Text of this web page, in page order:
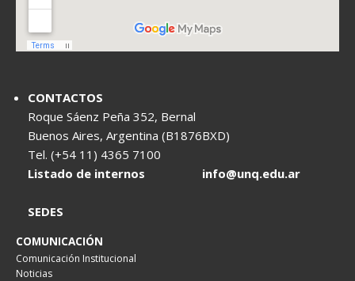
CONTACTOS
Roque Sáenz Peña 352, Bernal
Buenos Aires, Argentina (B1876BXD)
Tel. (+54 11) 4365 7100
Listado de internos
info@unq.edu.ar
SEDES
COMUNICACIÓN
Comunicación Institucional
Noticias